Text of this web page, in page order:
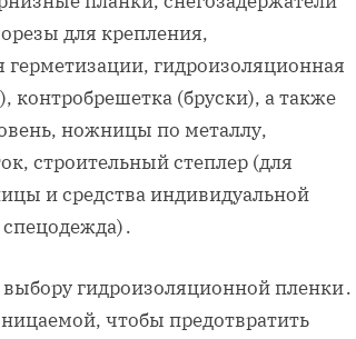
для крепления,
герметизации, гидроизоляционная
контробрешетка (бруски), а также
ножницы по металлу,
строительный степлер (для
и средства индивидуальной
гидроизоляционной пленки․
чтобы предотвратить